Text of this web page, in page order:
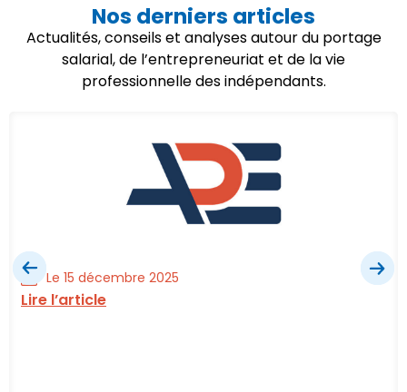
Nos derniers articles
Actualités, conseils et analyses autour du portage
salarial, de l’entrepreneuriat et de la vie
professionnelle des indépendants.
Le 15 décembre 2025
Lire l’article